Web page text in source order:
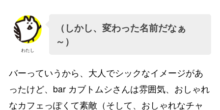
わたし
（しかし、変わった名前だなぁ
～）
バーっていうから、大人でシックなイメージがあ
ったけど、bar カブトムシさんは雰囲気、おしゃれ
なカフェっぽくて素敵（そして、おしゃれなチャ